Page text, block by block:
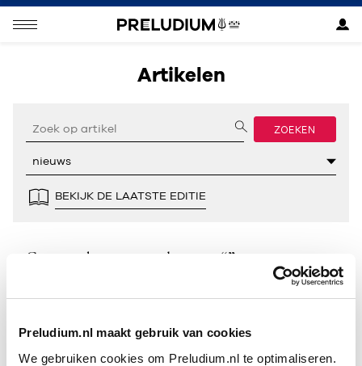
Preludium.nl maakt gebruik van cookies
We gebruiken cookies om Preludium.nl te optimaliseren.
Artikelen
ZOEKEN
BEKIJK DE LAATSTE EDITIE
Geen resultaten gevonden voor “”.